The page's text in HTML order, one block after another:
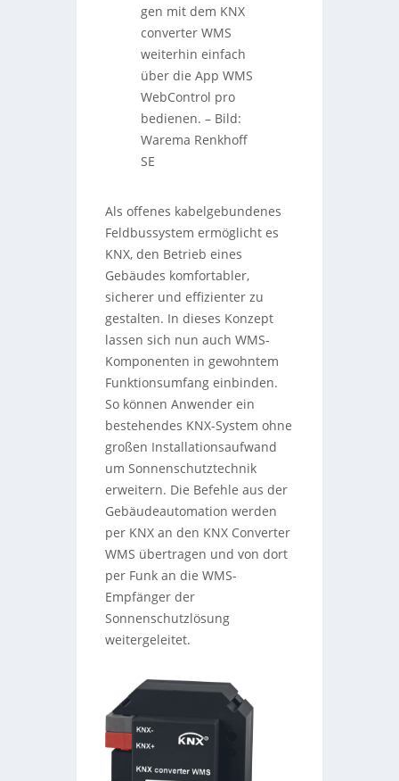
gen mit dem KNX
converter WMS
weiterhin einfach
über die App WMS
WebControl pro
bedienen. – Bild:
Warema Renkhoff
SE
Als offenes kabelgebundenes
Feldbussystem ermöglicht es
KNX, den Betrieb eines
Gebäudes komfortabler,
sicherer und effizienter zu
gestalten. In dieses Konzept
lassen sich nun auch WMS-
Komponenten in gewohntem
Funktionsumfang einbinden.
So können Anwender ein
bestehendes KNX-System ohne
großen Installationsaufwand
um Sonnenschutztechnik
erweitern. Die Befehle aus der
Gebäudeautomation werden
per KNX an den KNX Converter
WMS übertragen und von dort
per Funk an die WMS-
Empfänger der
Sonnenschutzlösung
weitergeleitet.